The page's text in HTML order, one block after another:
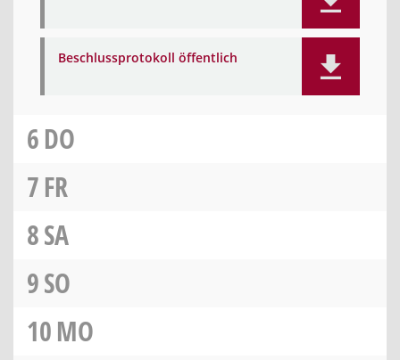
Beschlussprotokoll öffentlich
6DO
7FR
8SA
9SO
10MO